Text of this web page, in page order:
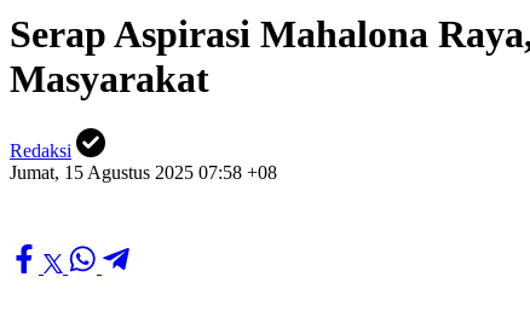
Serap Aspirasi Mahalona
Masyarakat
Redaksi
Jumat, 15 Agustus 2025 07:58 +08